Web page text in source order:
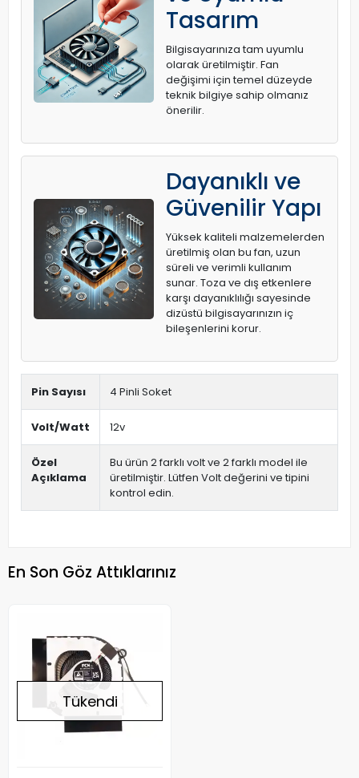
Tasarım
Bilgisayarınıza tam uyumlu
olarak üretilmiştir. Fan
değişimi için temel düzeyde
teknik bilgiye sahip olmanız
önerilir.
Dayanıklı ve
Güvenilir Yapı
Yüksek kaliteli malzemelerden
üretilmiş olan bu fan, uzun
süreli ve verimli kullanım
sunar. Toza ve dış etkenlere
karşı dayanıklılığı sayesinde
dizüstü bilgisayarınızın iç
bileşenlerini korur.
Pin Sayısı 4 Pinli Soket
Volt/Watt 12v
Özel
Açıklama
Bu ürün 2 farklı volt ve 2 farklı model ile
üretilmiştir. Lütfen Volt değerini ve tipini
kontrol edin.
En Son Göz Attıklarınız
Tükendi